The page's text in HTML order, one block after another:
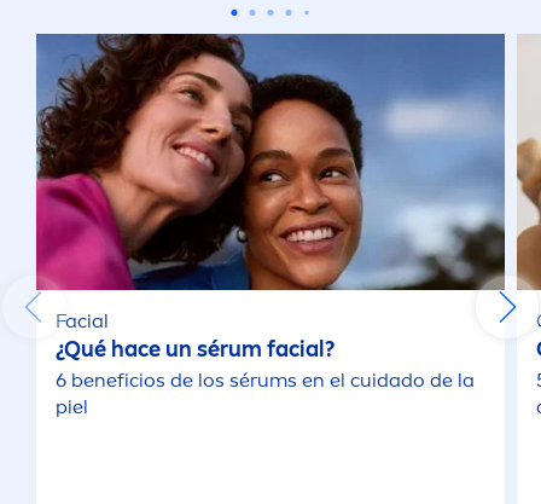
Facial
¿Qué hace un sérum facial?
6 beneficios de los sérums en el cuidado de la
piel